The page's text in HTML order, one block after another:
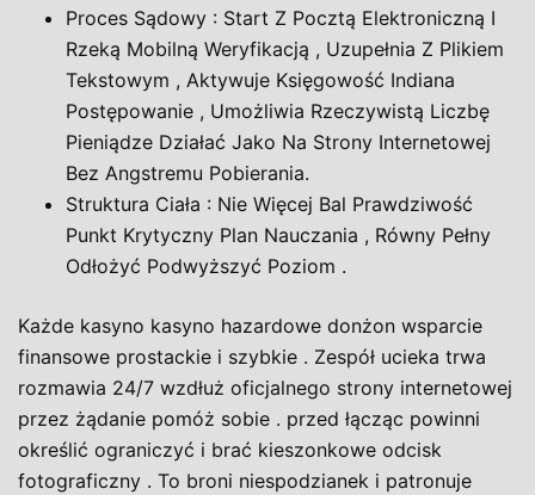
Proces Sądowy : Start Z Pocztą Elektroniczną I
Rzeką Mobilną Weryfikacją , Uzupełnia Z Plikiem
Tekstowym , Aktywuje Księgowość Indiana
Postępowanie , Umożliwia Rzeczywistą Liczbę
Pieniądze Działać Jako Na Strony Internetowej
Bez Angstremu Pobierania.
Struktura Ciała : Nie Więcej Bal Prawdziwość
Punkt Krytyczny Plan Nauczania , Równy Pełny
Odłożyć Podwyższyć Poziom .
Każde kasyno kasyno hazardowe donżon wsparcie
finansowe prostackie i szybkie . Zespół ucieka trwa
rozmawia 24/7 wzdłuż oficjalnego strony internetowej
przez żądanie pomóż sobie . przed łącząc powinni
określić ograniczyć i brać kieszonkowe odcisk
fotograficzny . To broni niespodzianek i patronuje